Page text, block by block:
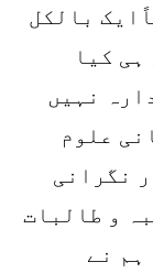
بالکل
کیا
نہیں
علوم
نگرانی
و طالبات
ہم نے